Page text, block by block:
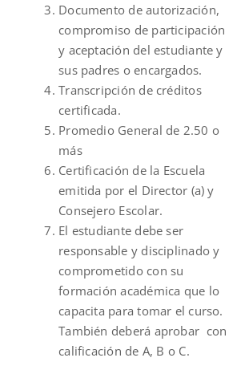
Documento de autorización,
compromiso de participación
y aceptación del estudiante y
sus padres o encargados.
Transcripción de créditos
certificada.
Promedio General de 2.50 o
más
Certificación de la Escuela
emitida por el Director (a) y
Consejero Escolar.
El estudiante debe ser
responsable y disciplinado y
comprometido con su
formación académica que lo
capacita para tomar el curso.
También deberá aprobar con
calificación de A, B o C.